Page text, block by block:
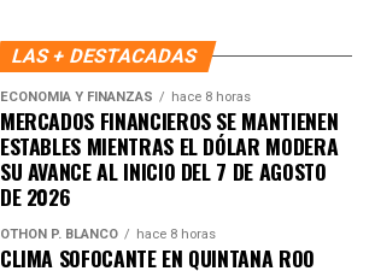
LAS + DESTACADAS
ECONOMÍA Y FINANZAS hace 8 horas
MERCADOS FINANCIEROS SE MANTIENEN
ESTABLES MIENTRAS EL DÓLAR MODERA
SU AVANCE AL INICIO DEL 7 DE AGOSTO
DE 2026
OTHON P. BLANCO hace 8 horas
CLIMA SOFOCANTE EN QUINTANA ROO